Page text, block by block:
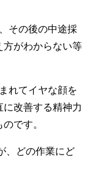
その後の中途採
方がわからない等
れてイヤな顔を
改善する精神力
です。
、どの作業にど